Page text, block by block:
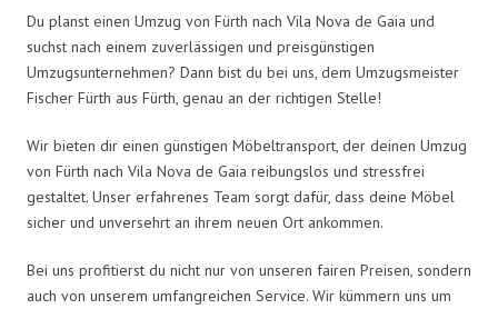
Du planst einen Umzug von Fürth nach Vila Nova de Gaia und
suchst nach einem zuverlässigen und preisgünstigen
Umzugsunternehmen? Dann bist du bei uns, dem Umzugsmeister
Fischer Fürth aus Fürth, genau an der richtigen Stelle!
Wir bieten dir einen günstigen Möbeltransport, der deinen Umzug
von Fürth nach Vila Nova de Gaia reibungslos und stressfrei
gestaltet. Unser erfahrenes Team sorgt dafür, dass deine Möbel
sicher und unversehrt an ihrem neuen Ort ankommen.
Bei uns profitierst du nicht nur von unseren fairen Preisen, sondern
auch von unserem umfangreichen Service. Wir kümmern uns um